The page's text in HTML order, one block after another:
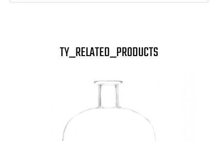
TY_RELATED_PRODUCTS